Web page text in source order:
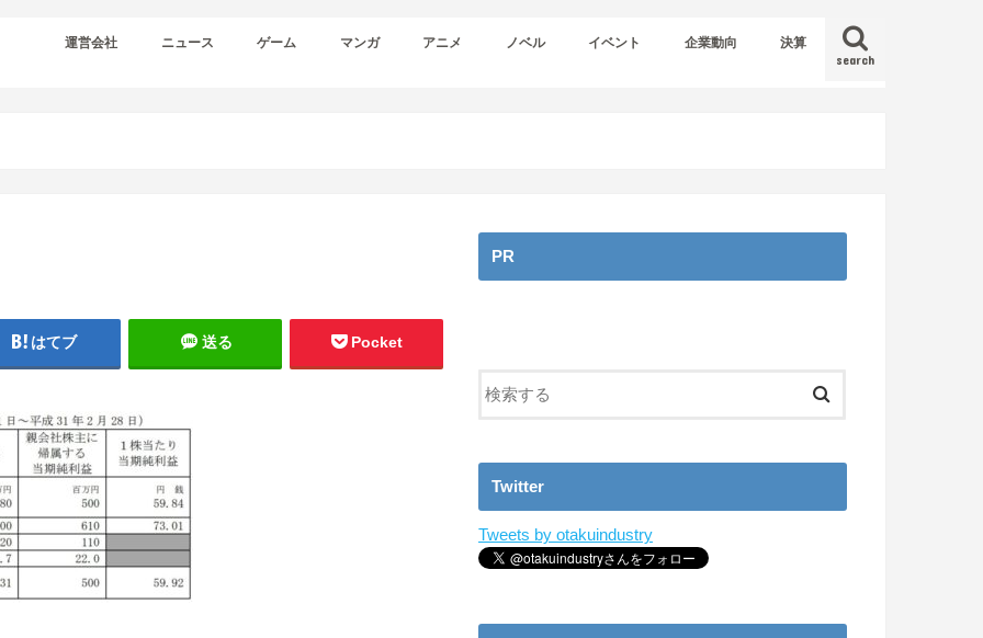
search
運営会社 ニュース ゲーム マンガ アニメ ノベル イベント 企業動向 決算
はてブ 送る Pocket
PR
Twitter
Tweets by otakuindustry